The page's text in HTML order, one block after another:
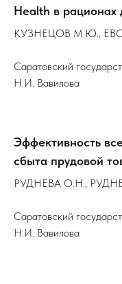
Health в рационах
КУЗНЕЦОВ М.Ю.,
Саратовский
Н.И. Вавилова
Эффективность
сбыта прудовой
РУДНЕВА О.Н.,
Саратовский
Н.И. Вавилова